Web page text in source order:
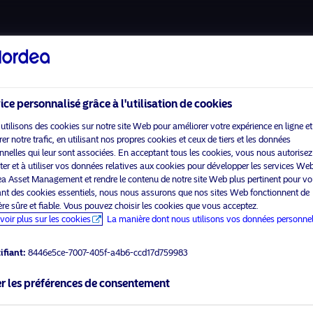
visit
le type d’investisseur
Accueil
À propos de Nordea Asset
Management
Fonds
Responsable
Nous contacter
Conditions générales
Politique de confidentialité
des données
Politique relative aux
cookies
Accessibilité
personnalisé grâce à l'utilisation de cookies
des cookies sur notre site Web pour améliorer votre expérience en ligne et
notre trafic, en utilisant nos propres cookies et ceux de tiers et les données
qui leur sont associées. En acceptant tous les cookies, vous nous
et à utiliser vos données relatives aux cookies pour développer les services
Asset Management et rendre le contenu de notre site Web plus pertinent pour
des cookies essentiels, nous nous assurons que nos sites Web fonctionnent de
sûre et fiable. Vous pouvez choisir les cookies que vous acceptez.
plus sur les cookies
La manière dont nous utilisons vos données
8446e5ce-7007-405f-a4b6-ccd17d759983
les préférences de consentement